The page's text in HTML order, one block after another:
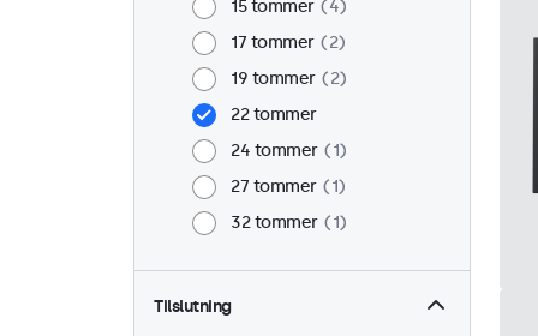
15 tommer
4
17 tommer
2
19 tommer
2
22 tommer
24 tommer
1
27 tommer
1
32 tommer
1
Tilslutning